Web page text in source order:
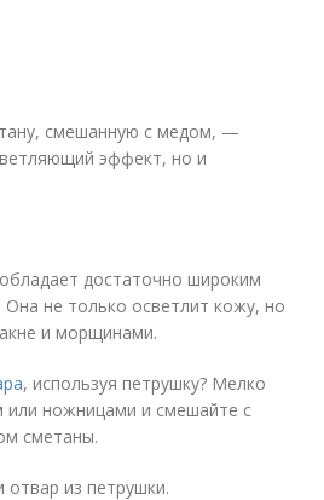
смешанную с медом, —
эффект, но и
достаточно широким
Она не только осветлит кожу, но
и морщинами.
, используя петрушку? Мелко
ножницами и смешайте с
сметаны.
из петрушки.